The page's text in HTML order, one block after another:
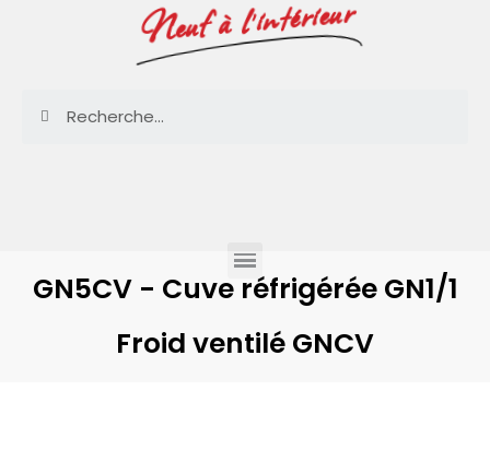
Neuf à l'intérieur
GN5CV - Cuve réfrigérée GN1/1
Froid ventilé GNCV